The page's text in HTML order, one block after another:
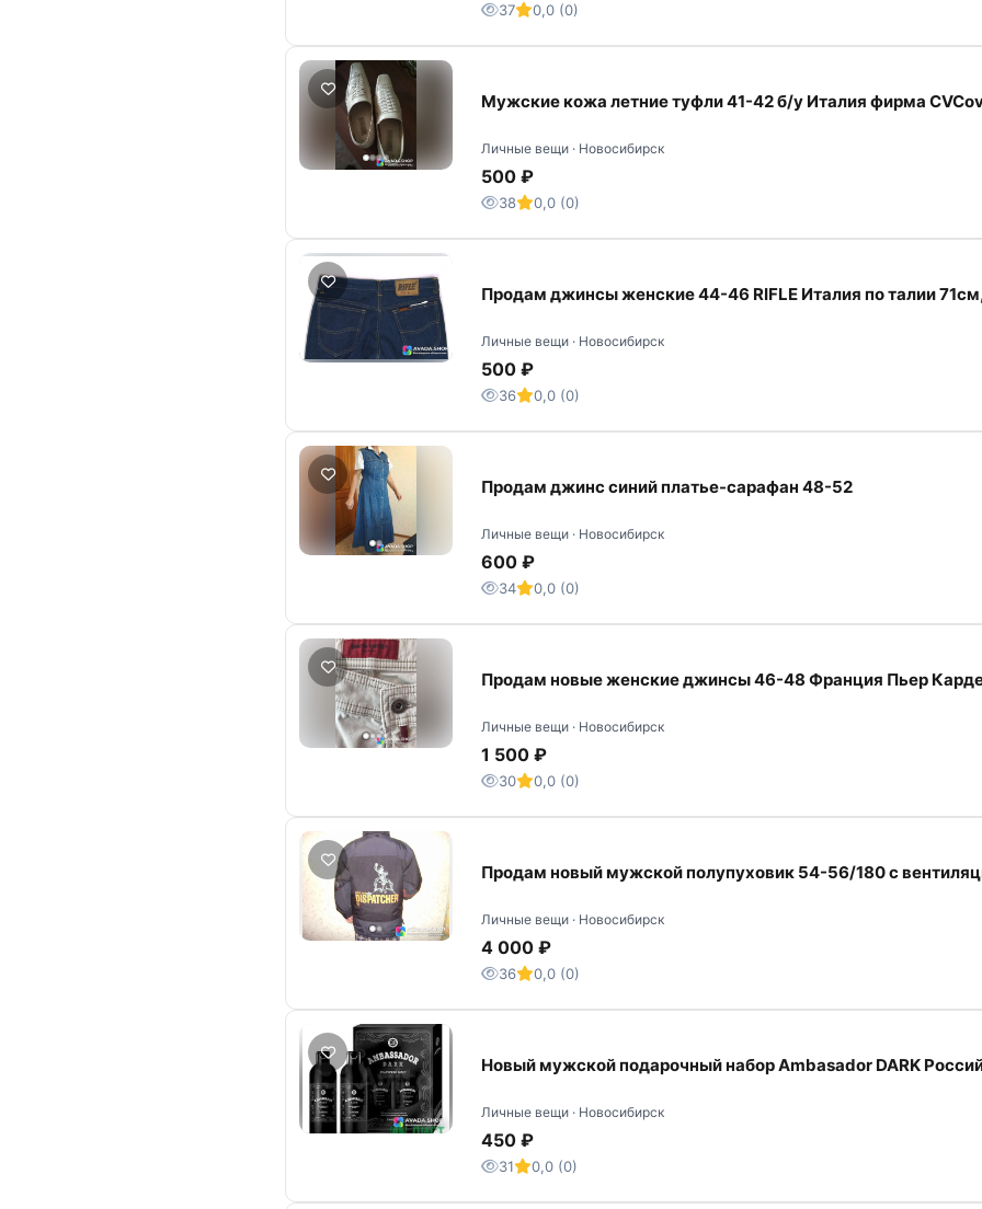
37 0,0 (0)
Мужские кожа летние туфли 41-42 б/у Италия фирма
Личные вещи · Новосибирск
500 ₽
38 0,0 (0)
Продам джинсы женские 44-46 RIFLE Италия по талии
Личные вещи · Новосибирск
500 ₽
36 0,0 (0)
Продам джинс синий платье-сарафан 48-52
Личные вещи · Новосибирск
600 ₽
34 0,0 (0)
Продам новые женские джинсы 46-48 Франция Пьер
Личные вещи · Новосибирск
1 500 ₽
30 0,0 (0)
Продам новый мужской полупуховик 54-56/180 с
Личные вещи · Новосибирск
4 000 ₽
36 0,0 (0)
Новый мужской подарочный набор Ambasador DARK
Личные вещи · Новосибирск
450 ₽
31 0,0 (0)